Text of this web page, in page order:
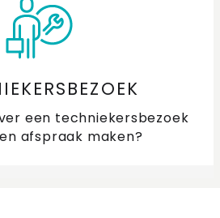
een techniekersbezoek
afspraak maken?